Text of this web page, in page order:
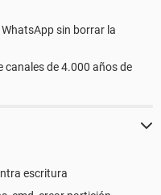
sin borrar la
canales de 4.000 años de
escritura